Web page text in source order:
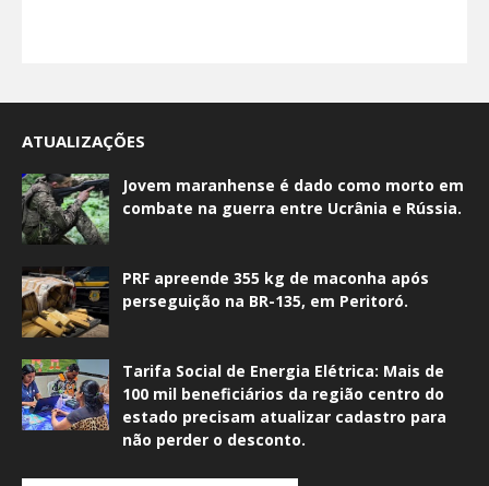
ATUALIZAÇÕES
Jovem maranhense é dado como morto em
combate na guerra entre Ucrânia e Rússia.
PRF apreende 355 kg de maconha após
perseguição na BR-135, em Peritoró.
Tarifa Social de Energia Elétrica: Mais de
100 mil beneficiários da região centro do
estado precisam atualizar cadastro para
não perder o desconto.